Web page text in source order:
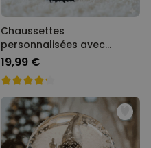
Chaussettes
personnalisées avec
visage style cartoon
19,99 €